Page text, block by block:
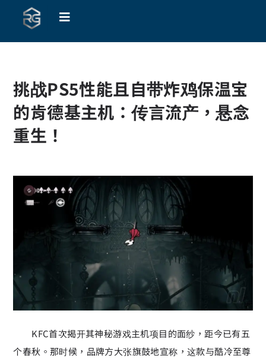
挑战PS5性能且自带炸鸡保温宝
的肯德基主机：传言流产，悬念
重生！
KFC首次揭开其神秘游戏主机项目的面纱，距今已有五
个春秋。那时候，品牌方大张旗鼓地宣称，这款与酷冷至尊